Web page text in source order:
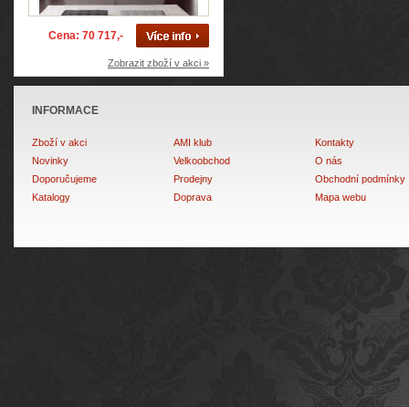
Cena: 70 717,-
Zobrazit zboží v akci »
INFORMACE
Zboží v akci
Novinky
Doporučujeme
Katalogy
AMI klub
Velkoobchod
Prodejny
Doprava
Kontakty
O nás
Obchodní podmínky
Mapa webu